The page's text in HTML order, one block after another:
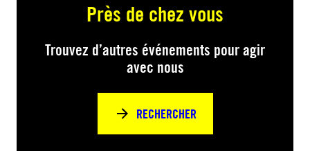
Près de chez vous
Trouvez d’autres événements pour agir
avec nous
RECHERCHER